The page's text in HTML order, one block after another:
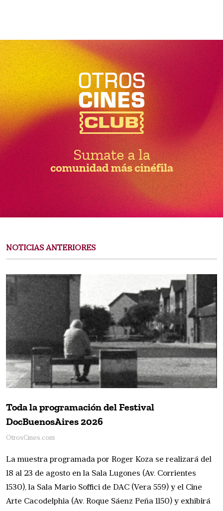
NOTICIAS ANTERIORES
Toda la programación del Festival
DocBuenosAires 2026
OtrosCines.com
La muestra programada por Roger Koza se realizará del
18 al 23 de agosto en la Sala Lugones (Av. Corrientes
1530), la Sala Mario Soffici de DAC (Vera 559) y el Cine
Arte Cacodelphia (Av. Roque Sáenz Peña 1150) y exhibirá